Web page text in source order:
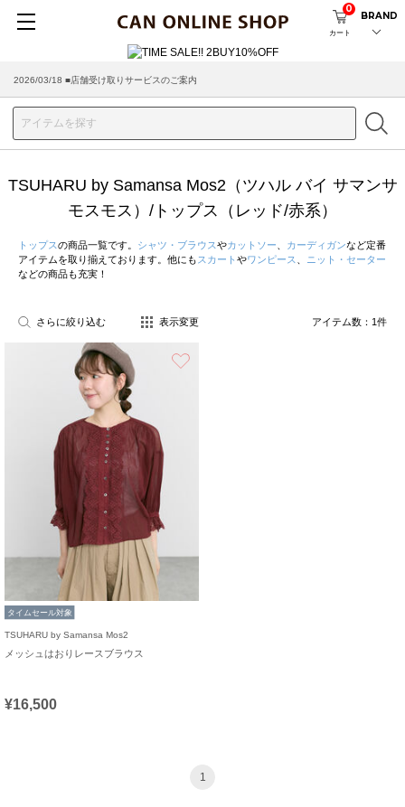
カート
0
BRAND
2026/03/18 ■店舗受け取りサービスのご案内
TSUHARU by Samansa Mos2（ツハル バイ サマンサ
モスモス）/トップス（レッド/赤系）
トップスの商品一覧です。 シャツ・ブラウスやカットソー カーディガンなど定番
アイテムを取り揃えております。他にも スカート やワンピース
ニット・セーター
などの商品も充実！
さらに絞り込む 表示変更 アイテム数： 1件
タイムセール対象
TSUHARU by Samansa Mos2
メッシュはおりレースブラウス
¥16,500
1